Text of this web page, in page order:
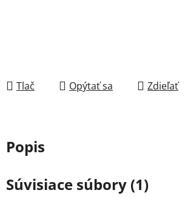
Tlač Opýtať sa Zdieľať
Popis
Súvisiace súbory (1)